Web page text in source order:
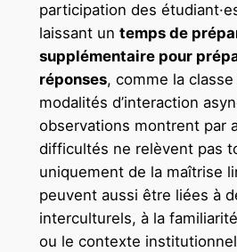
participation des
laissant un temps de
supplémentaire pour
réponses, comme la
modalités d’interaction
observations montrent par
difficultés ne relèvent pas
uniquement de la maîtrise
peuvent aussi être liées à
interculturels, à la
ou le contexte